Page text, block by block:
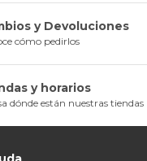
y Devoluciones
cómo pedirlos
y horarios
dónde están nuestras tiendas